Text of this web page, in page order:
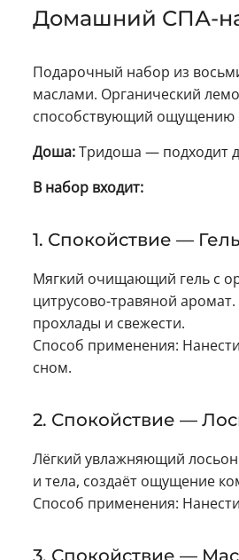
Домашний СПА-
Подарочный набор из
маслами. Органический
способствующий ощущению
Доша:Тридоша — подходит
В набор входит:
1. Спокойствие —
Мягкий очищающий гель с
цитрусово-травяной
прохлады и свежести.
Способ применения:
сном.
2. Спокойствие —
Лёгкий увлажняющий
и тела, создаёт ощущение
Способ применения: